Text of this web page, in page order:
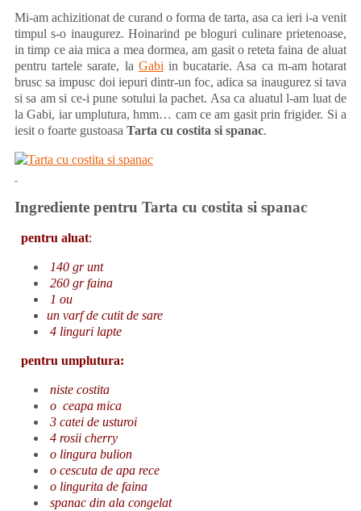
Mi-am achizitionat de curand o forma de tarta, asa ca ieri i-a venit
timpul s-o inaugurez. Hoinarind pe bloguri culinare prietenoase,
in timp ce aia mica a mea dormea, am gasit o reteta faina de aluat
pentru tartele sarate, la Gabi in bucatarie. Asa ca m-am hotarat
brusc sa impusc doi iepuri dintr-un foc, adica sa inaugurez si tava
si sa am si ce-i pune sotului la pachet. Asa ca aluatul l-am luat de
la Gabi, iar umplutura, hmm… cam ce am gasit prin frigider. Si a
iesit o foarte gustoasa Tarta cu costita si spanac.
Ingrediente pentru Tarta cu costita si spanac
pentru aluat:
140 gr unt
260 gr faina
1 ou
un varf de cutit de sare
4 linguri lapte
pentru umplutura:
niste costita
o ceapa mica
3 catei de usturoi
4 rosii cherry
o lingura bulion
o cescuta de apa rece
o lingurita de faina
spanac din ala congelat